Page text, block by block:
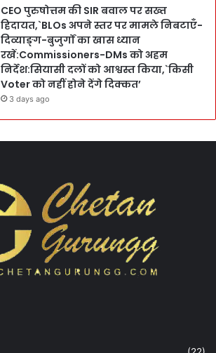
CEO पुरुषोत्तम की SIR बवाल पर सख्त
हिदायत,`BLOs अपने स्तर पर मामले निबटाएँ-
दिव्याङ्ग-बुजुर्गों का खास ध्यान
रखें:Commissioners-DMs को अहम
निर्देश:सियासी दलों को आश्वस्त किया,`किसी
Voter को नहीं होने देंगे दिक्कत’
3 days ago